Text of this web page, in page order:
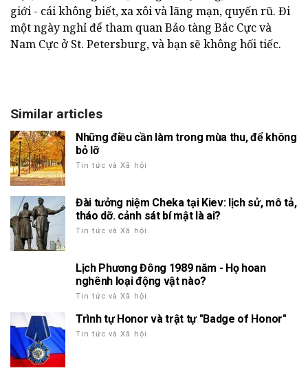
giới - cái không biết, xa xôi và lãng mạn, quyến rũ. Đi
một ngày nghỉ để tham quan Bảo tàng Bắc Cực và
Nam Cực ở St. Petersburg, và bạn sẽ không hối tiếc.
Similar articles
Những điều cần làm trong mùa thu, để không
bỏ lỡ
Tin tức và Xã hội
Đài tưởng niệm Cheka tại Kiev: lịch sử, mô tả,
tháo dỡ. cảnh sát bí mật là ai?
Tin tức và Xã hội
Lịch Phương Đông 1989 năm - Họ hoan
nghênh loại động vật nào?
Tin tức và Xã hội
Trình tự Honor và trật tự "Badge of Honor"
Tin tức và Xã hội